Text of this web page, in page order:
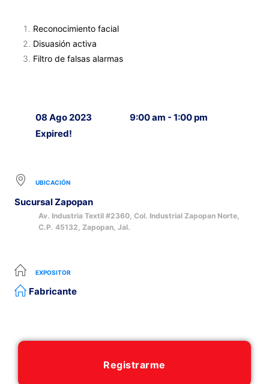
Reconocimiento facial
Disuasión activa
Filtro de falsas alarmas
08 Ago 2023
Expired!
9:00 am - 1:00 pm
UBICACIÓN
Sucursal Zapopan
Av. Industria Textil #2360, Col. Industrial Zapopan Norte,
C.P. 45132, Zapopan, Jal.
EXPOSITOR
Fabricante
Registrarme